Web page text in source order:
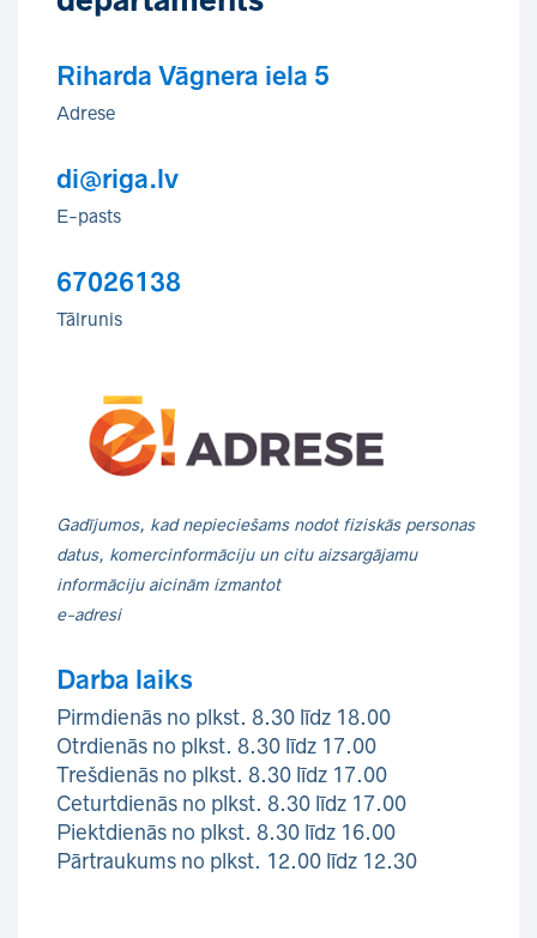
Riharda Vāgnera iela 5
Adrese
di@riga.lv
E-pasts
67026138
Tālrunis
Gadījumos, kad nepieciešams nodot fiziskās personas
datus, komercinformāciju un citu aizsargājamu
informāciju aicinām izmantot
e-adresi
Darba laiks
Pirmdienās no plkst. 8.30 līdz 18.00
Otrdienās no plkst. 8.30 līdz 17.00
Trešdienās no plkst. 8.30 līdz 17.00
Ceturtdienās no plkst. 8.30 līdz 17.00
Piektdienās no plkst. 8.30 līdz 16.00
Pārtraukums no plkst. 12.00 līdz 12.30